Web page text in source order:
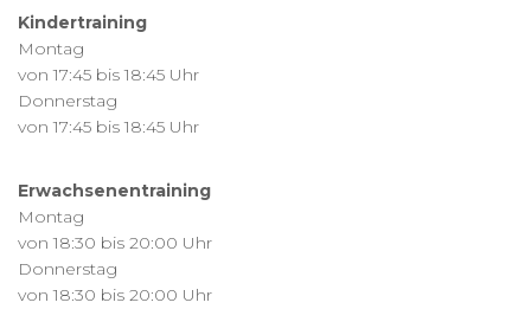
Kindertraining
Montag
von 17:45 bis 18:45 Uhr
Donnerstag
von 17:45 bis 18:45 Uhr
Erwachsenentraining
Montag
von 18:30 bis 20:00 Uhr
Donnerstag
von 18:30 bis 20:00 Uhr